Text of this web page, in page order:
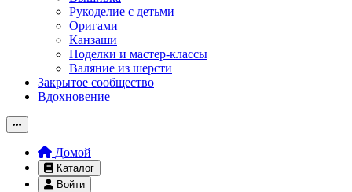
Рукоделие с детьми
Оригами
Канзаши
Поделки и мастер-классы
Валяние из шерсти
Закрытое сообщество
Вдохновение
Домой
Каталог
Войти